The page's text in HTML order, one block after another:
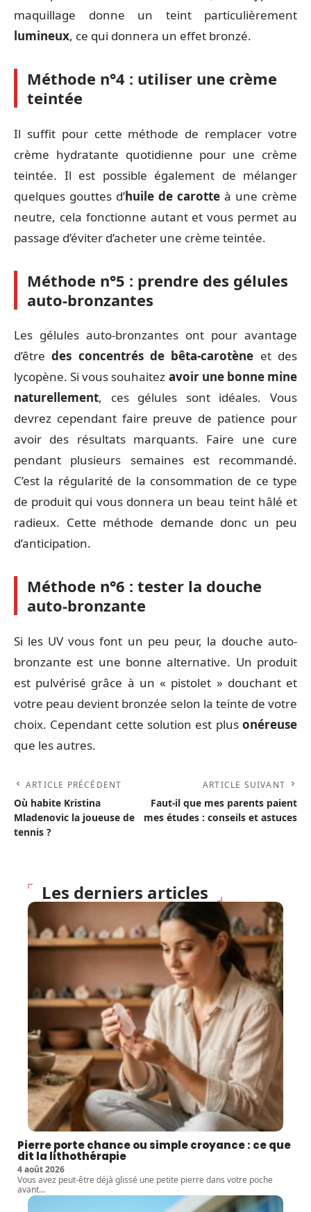
maquillage donne un teint particulièrement
lumineux, ce qui donnera un effet bronzé.
Méthode n°4 : utiliser une crème
teintée
Il suffit pour cette méthode de remplacer votre
crème hydratante quotidienne pour une crème
teintée. Il est possible également de mélanger
quelques gouttes d’huile de carotte à une crème
neutre, cela fonctionne autant et vous permet au
passage d’éviter d’acheter une crème teintée.
Méthode n°5 : prendre des gélules
auto-bronzantes
Les gélules auto-bronzantes ont pour avantage
d’êtredes concentrés de bêta-carotène et des
lycopène. Si vous souhaitez avoir une bonne mine
naturellement, ces gélules sont idéales. Vous
devrez cependant faire preuve de patience pour
avoir des résultats marquants. Faire une cure
pendant plusieurs semaines est recommandé.
C’est la régularité de la consommation de ce type
de produit qui vous donnera un beau teint hâlé et
radieux. Cette méthode demande donc un peu
d’anticipation.
Méthode n°6 : tester la douche
auto-bronzante
Si les UV vous font un peu peur, la douche auto-
bronzante est une bonne alternative. Un produit
est pulvérisé grâce à un « pistolet » douchant et
votre peau devient bronzée selon la teinte de votre
choix. Cependant cette solution est plus onéreuse
que les autres.
ARTICLE PRÉCÉDENT
Où habite Kristina
Mladenovic la joueuse de
tennis ?
ARTICLE SUIVANT
Faut-il que mes parents paient
mes études : conseils et astuces
Les derniers articles
Pierre porte chance ou simple croyance : ce que
dit la lithothérapie
4 août 2026
Vous avez peut-être déjà glissé une petite pierre dans votre poche
avant…